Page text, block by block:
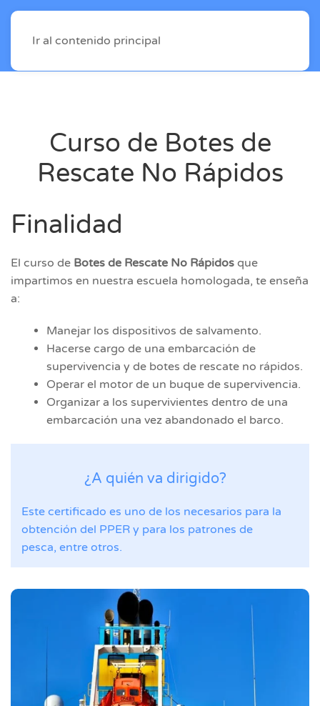
Ir al contenido principal
Curso de Botes de
Rescate No Rápidos
Finalidad
El curso de Botes de Rescate No Rápidos que
impartimos en nuestra escuela homologada, te enseña
a:
Manejar los dispositivos de salvamento.
Hacerse cargo de una embarcación de
supervivencia y de botes de rescate no rápidos.
Operar el motor de un buque de supervivencia.
Organizar a los supervivientes dentro de una
embarcación una vez abandonado el barco.
¿A quién va dirigido?
Este certificado es uno de los necesarios para la
obtención del PPER y para los patrones de
pesca, entre otros.